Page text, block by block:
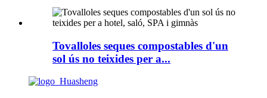
Tovalloles seques compostables d'un
sol ús no teixides per a...